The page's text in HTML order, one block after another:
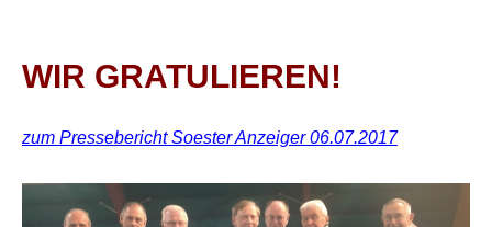
WIR GRATULIEREN!
zum Pressebericht Soester Anzeiger 06.07.2017